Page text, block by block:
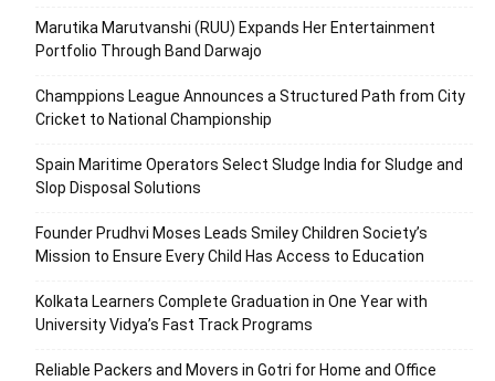
Marutika Marutvanshi (RUU) Expands Her Entertainment
Portfolio Through Band Darwajo
Champpions League Announces a Structured Path from City
Cricket to National Championship
Spain Maritime Operators Select Sludge India for Sludge and
Slop Disposal Solutions
Founder Prudhvi Moses Leads Smiley Children Society’s
Mission to Ensure Every Child Has Access to Education
Kolkata Learners Complete Graduation in One Year with
University Vidya’s Fast Track Programs
Reliable Packers and Movers in Gotri for Home and Office